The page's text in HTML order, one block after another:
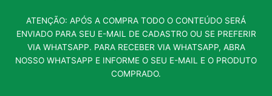
ATENÇÃO: APÓS A COMPRA TODO O CONTEÚDO SERÁ
ENVIADO PARA SEU E-MAIL DE CADASTRO OU SE PREFERIR
VIA WHATSAPP. PARA RECEBER VIA WHATSAPP, ABRA
NOSSO WHATSAPP E INFORME O SEU E-MAIL E O PRODUTO
COMPRADO.